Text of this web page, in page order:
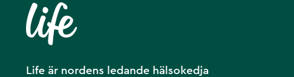
Life är nordens ledande hälsokedja